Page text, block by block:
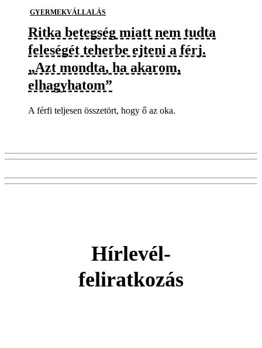
GYERMEKVÁLLALÁS
Ritka betegség miatt nem tudta
feleségét teherbe ejteni a férj.
„Azt mondta, ha akarom,
elhagyhatom”
A férfi teljesen összetört, hogy ő az oka.
Hírlevél-
feliratkozás